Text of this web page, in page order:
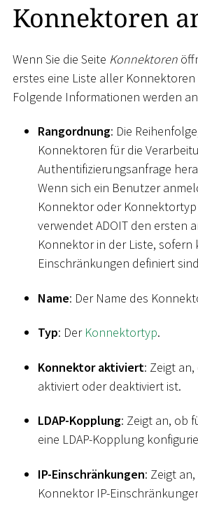
Konnektoren
Wenn Sie die Seite Konnektoren
erstes eine Liste aller
Folgende Informationen werden
Rangordnung: Die
Konnektoren für die
Authentifizierungsanfrage
Wenn sich ein Benutzer
Konnektor oder
verwendet ADOIT den ersten
Konnektor in der Liste, sofern
Einschränkungen definiert
Name: Der Name des
Typ: Der Konnektortyp.
Konnektor aktiviert: Zeigt
aktiviert oder deaktiviert ist.
LDAP-Kopplung: Zeigt an, ob
eine LDAP-Kopplung
IP-Einschränkungen: Zeigt
Konnektor IP-